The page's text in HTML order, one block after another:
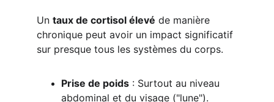
Un taux de cortisol élevé de manière
chronique peut avoir un impact significatif
sur presque tous les systèmes du corps.
Prise de poids : Surtout au niveau
abdominal et du visage ("lune").